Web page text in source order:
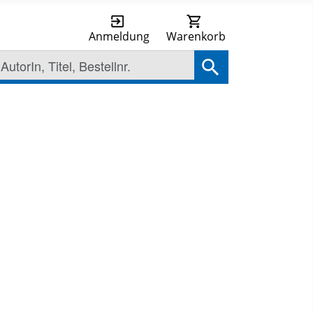
Anmeldung Warenkorb